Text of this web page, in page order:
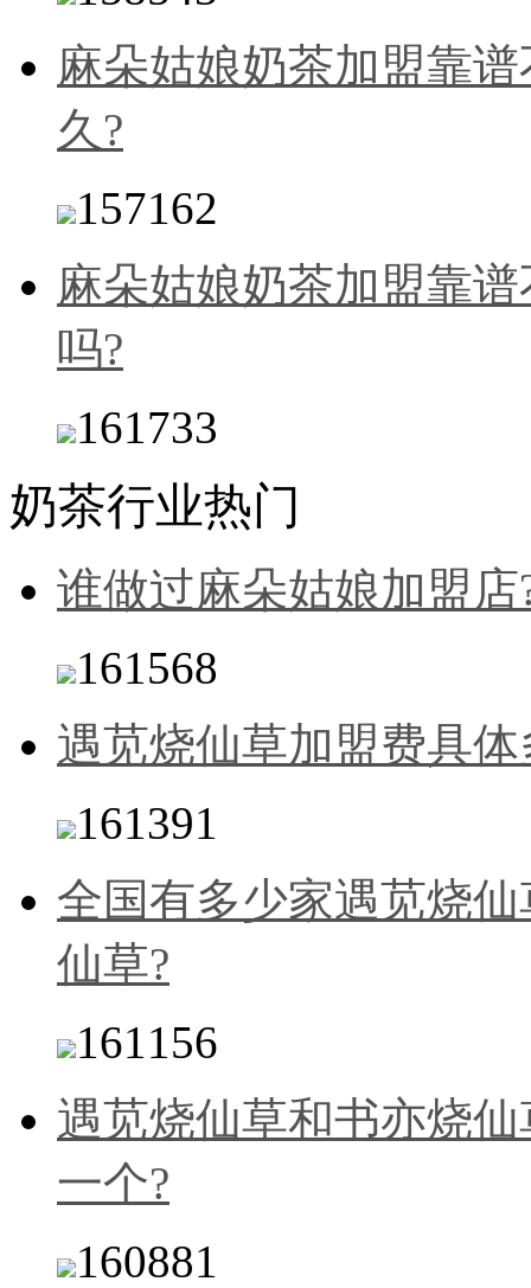
麻朵姑娘奶茶加盟靠
久?
157162
麻朵姑娘奶茶加盟靠
吗?
161733
奶茶行业热门
谁做过麻朵姑娘加盟
161568
遇苋烧仙草加盟费具
161391
全国有多少家遇苋烧
仙草?
161156
遇苋烧仙草和书亦烧
一个?
160881